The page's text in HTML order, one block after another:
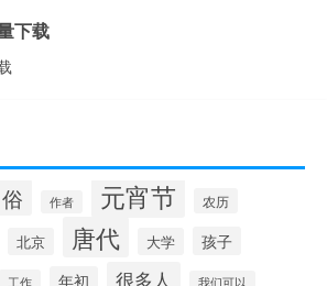
下载
作者 元宵节 农历
北京 唐代 大学 孩子
工作 年初 很多人 我们可以